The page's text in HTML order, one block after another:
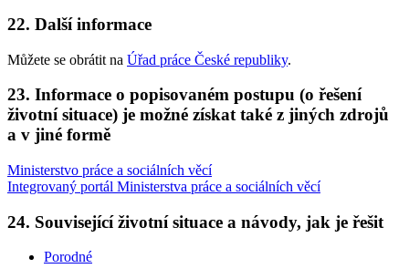
22. Další informace
Můžete se obrátit na Úřad práce České republiky.
23. Informace o popisovaném postupu (o řešení
životní situace) je možné získat také z jiných zdrojů
a v jiné formě
Ministerstvo práce a sociálních věcí
Integrovaný portál Ministerstva práce a sociálních věcí
24. Související životní situace a návody, jak je řešit
Porodné